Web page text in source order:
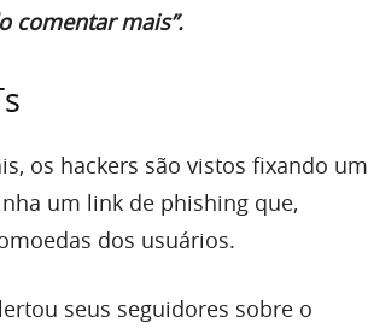
comentar mais”.
os hackers são vistos fixando um
um link de phishing que,
dos usuários.
seus seguidores sobre o